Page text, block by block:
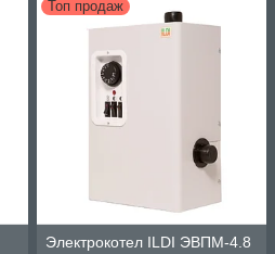
Топ продаж
Электрокотел ILDI ЭВПМ-4.8